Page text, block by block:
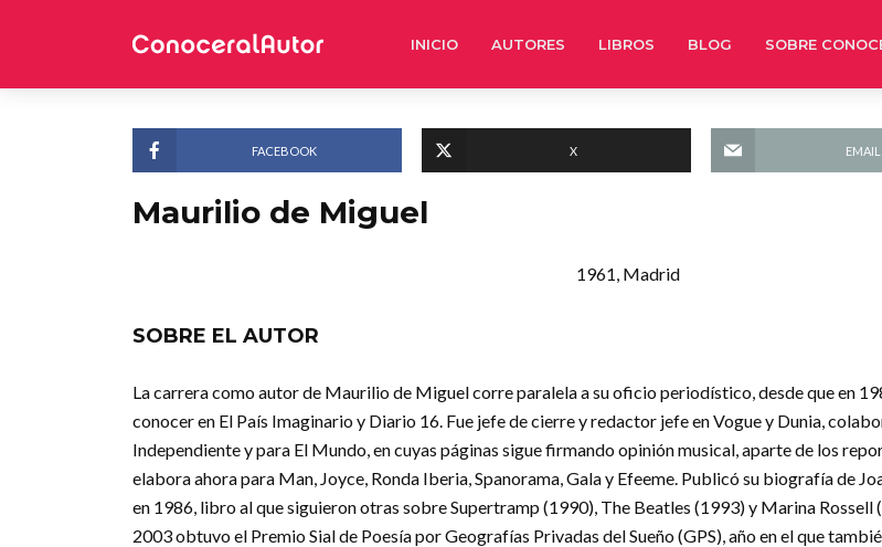
INICIO AUTORES LIBROS BLOG SOBRE
FACEBOOK X EMAIL
Maurilio de Miguel
1961, Madrid
SOBRE EL AUTOR
La carrera como autor de Maurilio de Miguel corre paralela a su oficio periodístico, desde que en
conocer en El País Imaginario y Diario 16. Fue jefe de cierre y redactor jefe en Vogue y Dunia,
Independiente y para El Mundo, en cuyas páginas sigue firmando opinión musical, aparte de los
elabora ahora para Man, Joyce, Ronda Iberia, Spanorama, Gala y Efeeme. Publicó su biografía de
en 1986, libro al que siguieron otras sobre Supertramp (1990), The Beatles (1993) y Marina Rossell
2003 obtuvo el Premio Sial de Poesía por Geografías Privadas del Sueño (GPS), año en el que